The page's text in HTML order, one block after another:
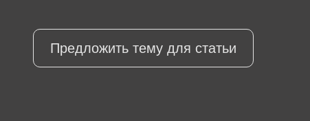
Предложить тему для статьи